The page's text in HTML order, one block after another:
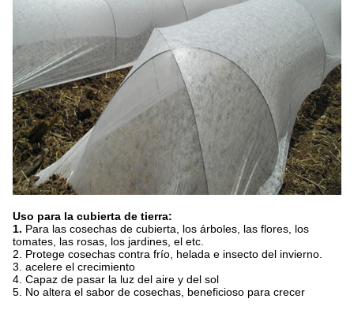
Uso para la cubierta de tierra:
1. Para las cosechas de cubierta, los árboles, las flores, los
tomates, las rosas, los jardines, el etc.
2. Protege cosechas contra frío, helada e insecto del invierno.
3. acelere el crecimiento
4. Capaz de pasar la luz del aire y del sol
5. No altera el sabor de cosechas, beneficioso para crecer